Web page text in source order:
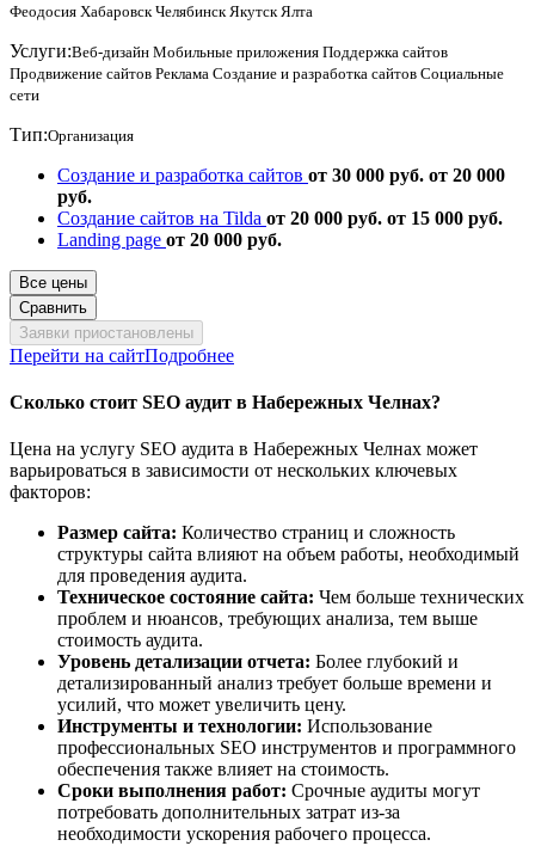
Феодосия Хабаровск Челябинск Якутск Ялта
Услуги:Веб-дизайн Мобильные приложения Поддержка сайтов
Продвижение сайтов Реклама Создание и разработка сайтов Социальные
сети
Тип:Организация
Создание и разработка сайтов от 30 000 руб. от 20 000
руб.
Создание сайтов на Tilda от 20 000 руб. от 15 000 руб.
Landing page от 20 000 руб.
Все цены
Сравнить
Заявки приостановлены
Перейти на сайтПодробнее
Сколько стоит SEO аудит в Набережных Челнах?
Цена на услугу SEO аудита в Набережных Челнах может
варьироваться в зависимости от нескольких ключевых
факторов:
Размер сайта: Количество страниц и сложность
структуры сайта влияют на объем работы, необходимый
для проведения аудита.
Техническое состояние сайта: Чем больше технических
проблем и нюансов, требующих анализа, тем выше
стоимость аудита.
Уровень детализации отчета: Более глубокий и
детализированный анализ требует больше времени и
усилий, что может увеличить цену.
Инструменты и технологии: Использование
профессиональных SEO инструментов и программного
обеспечения также влияет на стоимость.
Сроки выполнения работ: Срочные аудиты могут
потребовать дополнительных затрат из-за
необходимости ускорения рабочего процесса.